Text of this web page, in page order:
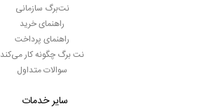
نت‌برگ سازمانی
راهنمای خرید
راهنمای پرداخت
نت برگ چگونه کار می‌کند
سوالات متداول
سایر خدمات